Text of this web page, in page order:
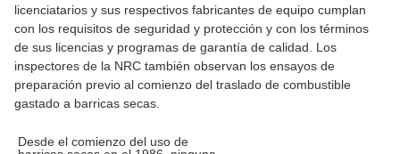
licenciatarios y sus respectivos fabricantes de equipo cumplan
con los requisitos de seguridad y protección y con los términos
de sus licencias y programas de garantía de calidad. Los
inspectores de la NRC también observan los ensayos de
preparación previo al comienzo del traslado de combustible
gastado a barricas secas.
Desde el comienzo del uso de